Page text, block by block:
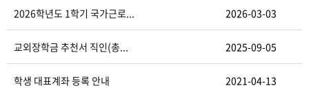
2026학년도 1학기 국가근로... 2026-03-03
교외장학금 추천서 직인(총... 2025-09-05
학생 대표계좌 등록 안내 2021-04-13